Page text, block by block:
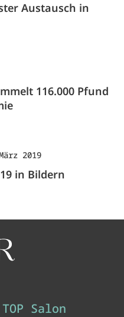
Austausch in
116.000 Pfund
2019
in Bildern
TOP Salon